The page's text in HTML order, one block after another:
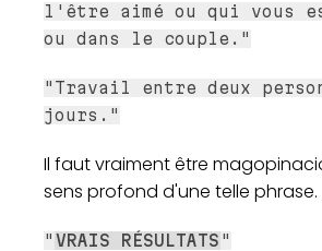
l'être aimé ou qui vous
ou dans le couple."
"Travail entre deux
jours."
Il faut vraiment être
sens profond d'une telle phrase.
" VRAIS RÉSULTATS "